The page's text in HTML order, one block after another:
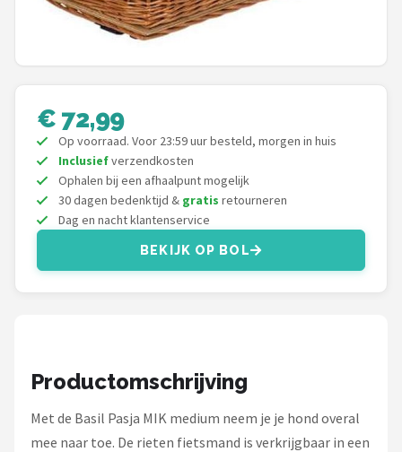
ABUS
AXA
New Looxs
BBB Cycling
Voltano
Cortina
Alle merken →
€ 72,99
Op voorraad. Voor 23:59 uur besteld, morgen in huis
Inclusiefverzendkosten
Ophalen bij een afhaalpunt mogelijk
30 dagen bedenktijd & gratis retourneren
Dag en nacht klantenservice
BEKIJK OP BOL
Productomschrijving
Met de Basil Pasja MIK medium neem je je hond overal
mee naar toe. De rieten fietsmand is verkrijgbaar in een